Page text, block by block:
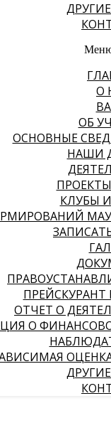
О
ОБ
ОСНОВНЫЕ
НАШИ
КЛУБЫ
МАУК
ОТЧЕТ О
О